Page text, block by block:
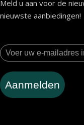
Meld u aan voor de
nieuwste aanbiedingen!
Aanmelden